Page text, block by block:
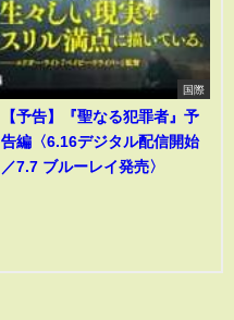
国際
【予告】『聖なる犯罪者』予
告編〈6.16デジタル配信開始
／7.7 ブルーレイ発売〉